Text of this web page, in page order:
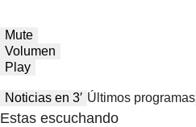
Mute
Volumen
Play
Noticias en 3′ Últimos programas
Estas escuchando